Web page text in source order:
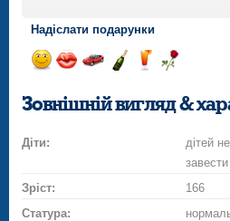
Надіслати подарунки
посмішкупоцілунок
на
автомобілі
шампанське
троянду
Зовнішній вигляд &
Діти:
дітей
завести
Зріст:
166
Статура: